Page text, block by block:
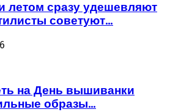
летом сразу удешевляют
советуют…
на День вышиванки
образы…